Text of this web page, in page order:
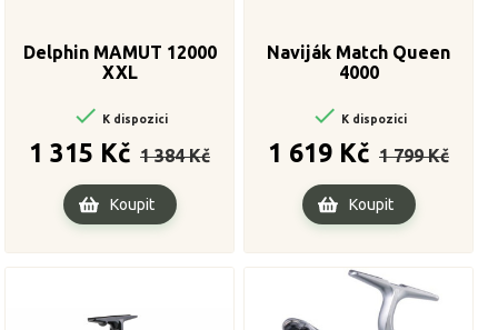
Delphin MAMUT 12000
XXL
 K dispozici
1 315 Kč
cena
1 384 Kč
Koupit
Naviják Match Queen
4000
 K dispozici
1 619 Kč
cena
1 799 Kč
Koupit